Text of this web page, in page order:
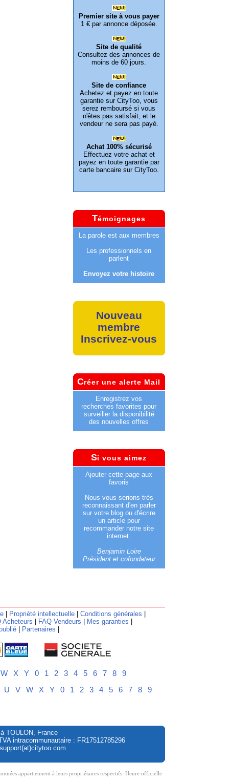
Premier site à vous payer
1 € par annonce déposée.
Site de qualité
Consultez des annonces de
moins de 60 jours.
Site de confiance
Achetez et payez en toute
garantie sur CityToo, vous
serez remboursé si vous
n'êtes pas satisfait, et le
vendeur ne sera pas payé.
Achat 100% sécurisé
Effectuez votre achat et
payez en toute garantie par
carte bancaire sur CityToo.
Témoignages
La parole est aux membres
Les professionnels en
parlent
Envoyez votre histoire
Nouveau
membre
Inscrivez-vous
Créer une alerte Mail
Enregistrez vos
recherches favorites pour
surveiller la disponibilité
des nouvelles offres
Si vous aimez
Ajouter cette page aux
favoris
Nous vous serions très
reconnaissant d'en parler
sur votre blog ou d'écrire
un article pour
recommander notre site
internet.
Benjamin Loire
Président et cofondateur
Propriété intellectuelle Conditions générales
Acheteurs FAQ Vendeurs Mes garanties
Partenaires
W X Y 0 1 2 3 4 5 6 7 8
9
U V W X Y 0 1 2 3 4 5 6 7 8
9
TOULON, France
intracommunautaire : FR17512785296
appartiennent à leurs propriétaires respectifs. Heure officielle